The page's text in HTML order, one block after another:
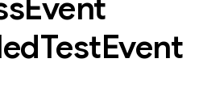
Event
TestEvent